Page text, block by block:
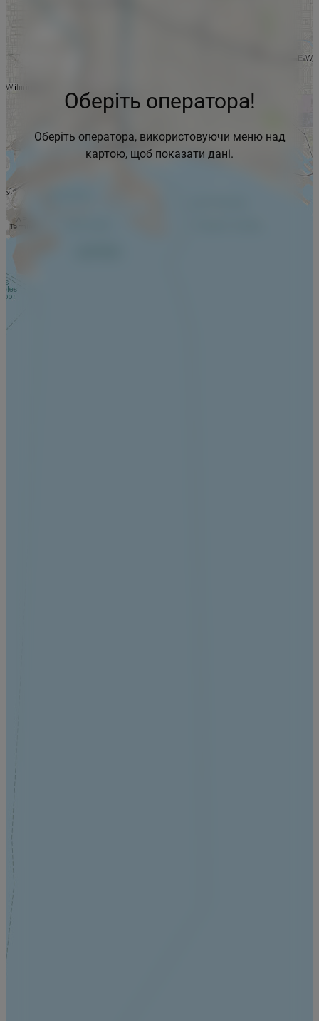
Оберіть оператора!
Оберіть оператора, використовуючи меню над
картою, щоб показати дані.